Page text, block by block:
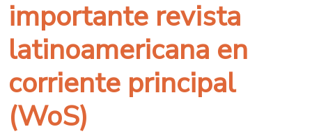
importante revista
latinoamericana en
corriente principal
(WoS)